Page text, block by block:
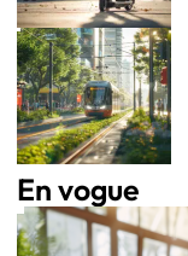
En vogue